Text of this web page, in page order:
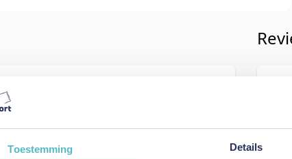
Toestemming Details
€ 2.817,00
Eivor